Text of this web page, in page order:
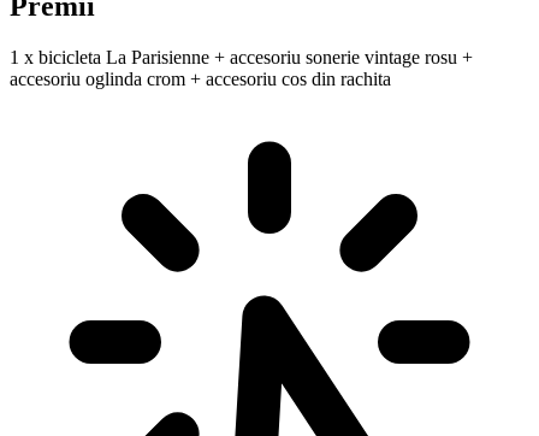
Premii
1 x bicicleta La Parisienne + accesoriu sonerie vintage rosu +
accesoriu oglinda crom + accesoriu cos din rachita